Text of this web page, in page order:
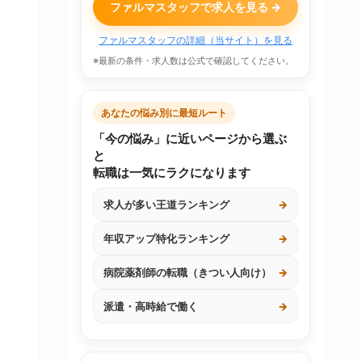
ファルマスタッフで求人を見る →
ファルマスタッフの詳細（当サイト）を見る
※最新の条件・求人数は公式で確認してください。
あなたの悩み別に最短ルート
「今の悩み」に近いページから選ぶ
と
転職は一気にラクになります
求人が多い王道ランキング →
年収アップ特化ランキング →
病院薬剤師の転職（きつい人向け） →
派遣・高時給で働く →